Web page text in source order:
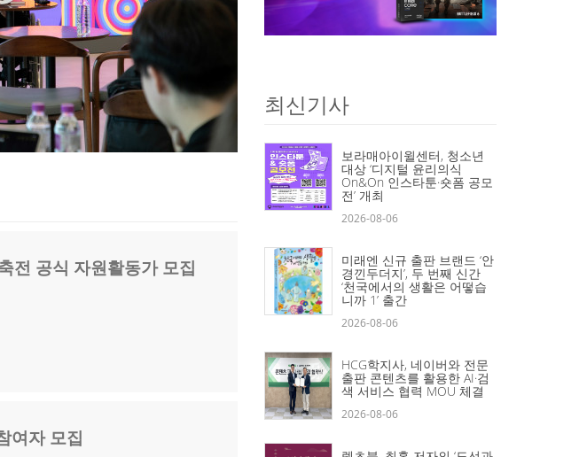
전 공식 자원활동가 모집
여자 모집
최신기사
보라매아이윌센터, 청소년
대상 ‘디지털 윤리의식
On&On 인스타툰·숏폼 공모
전’ 개최
2026-08-06
미래엔 신규 출판 브랜드 ‘안
경낀두더지’, 두 번째 신간
‘천국에서의 생활은 어떻습
니까 1’ 출간
2026-08-06
HCG학지사, 네이버와 전문
출판 콘텐츠를 활용한 AI·검
색 서비스 협력 MOU 체결
2026-08-06